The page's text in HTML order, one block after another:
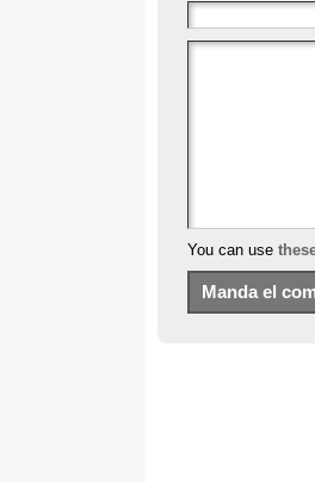
You can use